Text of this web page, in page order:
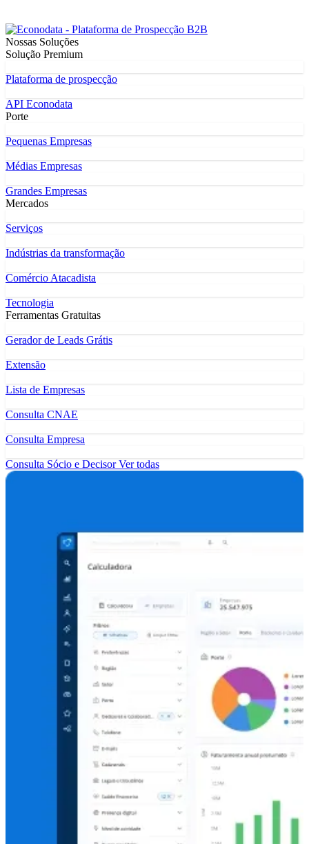
Nossas Soluções
Solução Premium
Plataforma de prospecção
API Econodata
Porte
Pequenas Empresas
Médias Empresas
Grandes Empresas
Mercados
Serviços
Indústrias da transformação
Comércio Atacadista
Tecnologia
Ferramentas Gratuitas
Gerador de Leads Grátis
Extensão
Lista de Empresas
Consulta CNAE
Consulta Empresa
Consulta Sócio e DecisorVer todas